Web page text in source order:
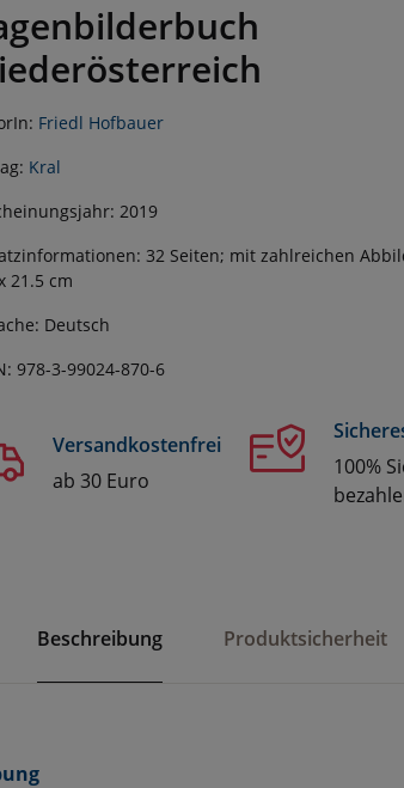
Friedl Hofbauer
Kral
2019
32 Seiten; mit zahlreichen
21.5 cm
Deutsch
978-3-99024-870-6
Versandkostenfrei
ab 30 Euro
100%
Beschreibung Produktsicherheit